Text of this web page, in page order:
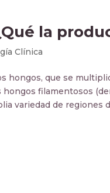
la
Clínica
hongos, que se
filamentosos
variedad de regiones